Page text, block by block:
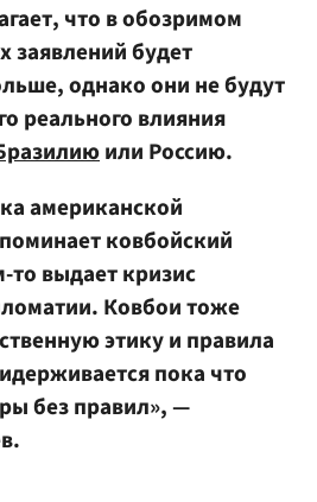
что в обозримом
будет
однако они не будут
реального влияния
или Россию.
американской
ковбойский
выдает кризис
Ковбои тоже
этику и правила
пока что
без правил», —